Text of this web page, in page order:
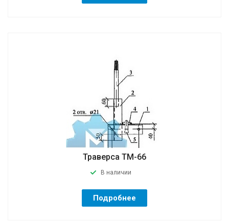
Траверса ТМ-66
В наличии
Подробнее